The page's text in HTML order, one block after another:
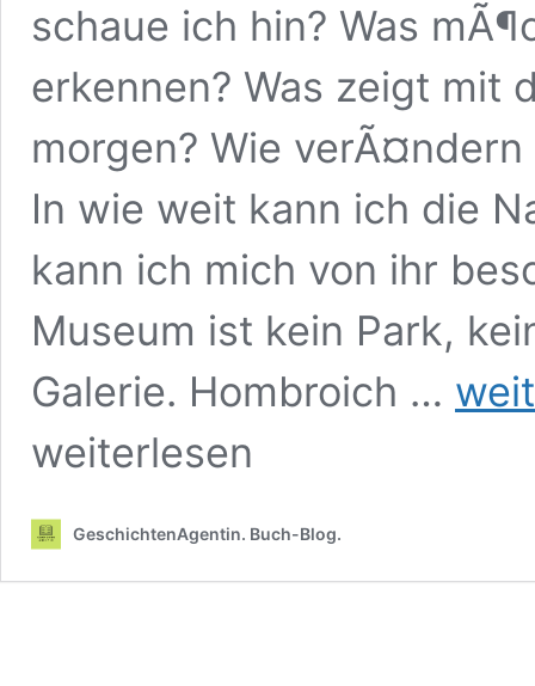
schaue ich hin? Was
erkennen? Was zeigt mit
morgen? Wie
In wie weit kann ich die
kann ich mich von ihr
Museum ist kein Park,
Galerie. Hombroich …
Museum
weiterlesen
GeschichtenAgentin. Buch-Blog.